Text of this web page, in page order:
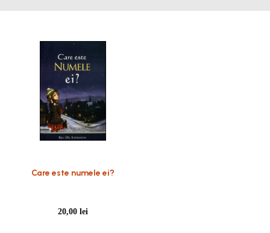
Care este numele ei?
20,00lei